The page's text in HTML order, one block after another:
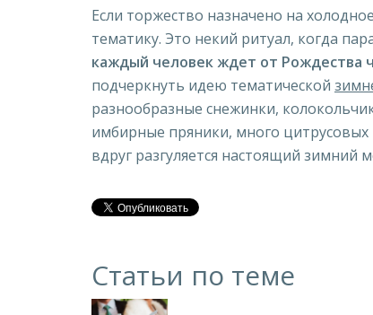
Если торжество назначено на
тематику. Это некий ритуал, когда
каждый человек ждет от Рождества
подчеркнуть идею тематической
разнообразные снежинки,
имбирные пряники, много цитрусовых
вдруг разгуляется настоящий зимний
Статьи по теме